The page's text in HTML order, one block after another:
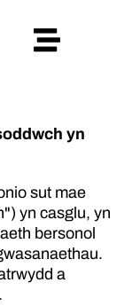
yn
sut mae
yn casglu, yn
bersonol
a